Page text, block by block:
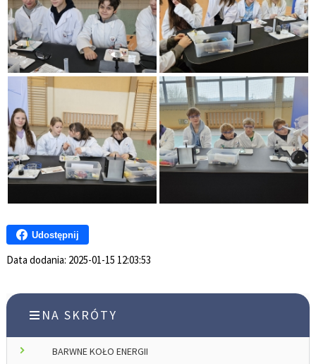
Udostępnij
Data dodania: 2025-01-15 12:03:53
NA SKRÓTY
BARWNE KOŁO ENERGII